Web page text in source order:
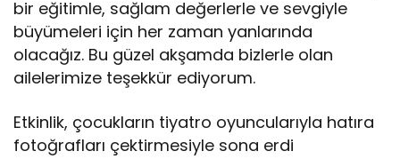
bir eğitimle, sağlam değerlerle ve sevgiyle
büyümeleri için her zaman yanlarında
olacağız. Bu güzel akşamda bizlerle olan
ailelerimize teşekkür ediyorum.
Etkinlik, çocukların tiyatro oyuncularıyla hatıra
fotoğrafları çektirmesiyle sona erdi